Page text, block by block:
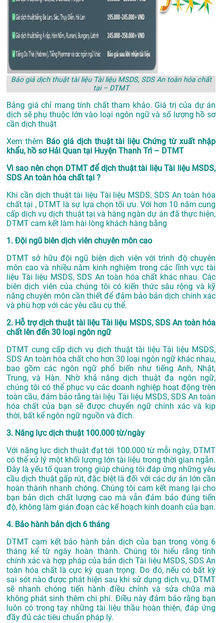
Báo giá dịch thuật tài liệu Tài liệu MSDS, SDS An toàn hóa chất
tại – DTMT
Bảng giá chỉ mang tính chất tham khảo. Giá trị của dự án
dịch sẽ phụ thuộc lớn vào loại ngôn ngữ và số lượng hồ sơ
cần dịch thuật
Xem thêm Báo giá dịch thuật tài liệu Chứng từ xuất nhập
khẩu, hồ sơ Hải Quan tại Huyện Thanh Trì – DTMT
Vì sao nên chọn DTMT để dịch thuật tài liệu Tài liệu MSDS,
SDS An toàn hóa chất tại ?
Khi cần dịch thuật tài liệu Tài liệu MSDS, SDS An toàn hóa
chất tại , DTMT là sự lựa chọn tối ưu. Với hơn 10 năm cung
cấp dịch vụdịch thuật tại và hàng ngàn dự án đã thực hiện,
DTMT cam kết làm hài lòng khách hàng bằng
1. Đội ngũ biên dịch viên chuyên môn cao
DTMT sở hữu đội ngũ biên dịch viên với trình độ chuyên
môn cao và nhiều năm kinh nghiệm trong các lĩnh vực tài
liệu Tài liệu MSDS, SDS An toàn hóa chất khác nhau. Các
biên dịch viên của chúng tôi có kiến thức sâu rộng và kỹ
năng chuyên môn cần thiết để đảm bảo bản dịch chính xác
và phù hợp với các yêu cầu cụ thể.
2. Hỗ trợ dịch thuật tài liệu Tài liệu MSDS, SDS An toàn hóa
chất lên đến 30 loại ngôn ngữ
DTMT cung cấp dịch vụ dịch thuật tài liệu Tài liệu MSDS,
SDS An toàn hóa chất cho hơn 30 loại ngôn ngữ khác nhau,
bao gồm các ngôn ngữ phổ biến như tiếng Anh, Nhật,
Trung, và Hàn. Nhờ khả năng dịch thuật đa ngôn ngữ,
chúng tôi có thể phục vụ các doanh nghiệp hoạt động trên
toàn cầu, đảm bảo rằng tài liệu Tài liệu MSDS, SDS An toàn
hóa chất của bạn sẽ được chuyển ngữ chính xác và kịp
thời, bất kể ngôn ngữ nguồn và đích.
3. Năng lực dịch thuật 100.000 từ/ngày
Với năng lực dịch thuật đạt tới 100.000 từ mỗi ngày, DTMT
có thể xử lý một khối lượng lớn tài liệu trong thời gian ngắn.
Đây là yếu tố quan trọng giúp chúng tôi đáp ứng những yêu
cầu dịch thuật gấp rút, đặc biệt là đối với các dự án lớn cần
hoàn thành nhanh chóng. Chúng tôi cam kết mang lại cho
bạn bản dịch chất lượng cao mà vẫn đảm bảo đúng tiến
độ, không làm gián đoạn các kế hoạch kinh doanh của bạn.
4. Bảo hành bản dịch 6 tháng
DTMT cam kết bảo hành bản dịch của bạn trong vòng 6
tháng kể từ ngày hoàn thành. Chúng tôi hiểu rằng tính
chính xác và hợp pháp của bản dịch Tài liệu MSDS, SDS An
toàn hóa chất là cực kỳ quan trọng. Do đó, nếu có bất kỳ
sai sót nào được phát hiện sau khi sử dụng dịch vụ, DTMT
sẽ nhanh chóng tiến hành điều chỉnh và sửa chữa mà
không phát sinh thêm chi phí. Điều này đảm bảo rằng bạn
luôn có trong tay những tài liệu thầu hoàn thiện, đáp ứng
đầy đủ các tiêu chuẩn pháp lý.